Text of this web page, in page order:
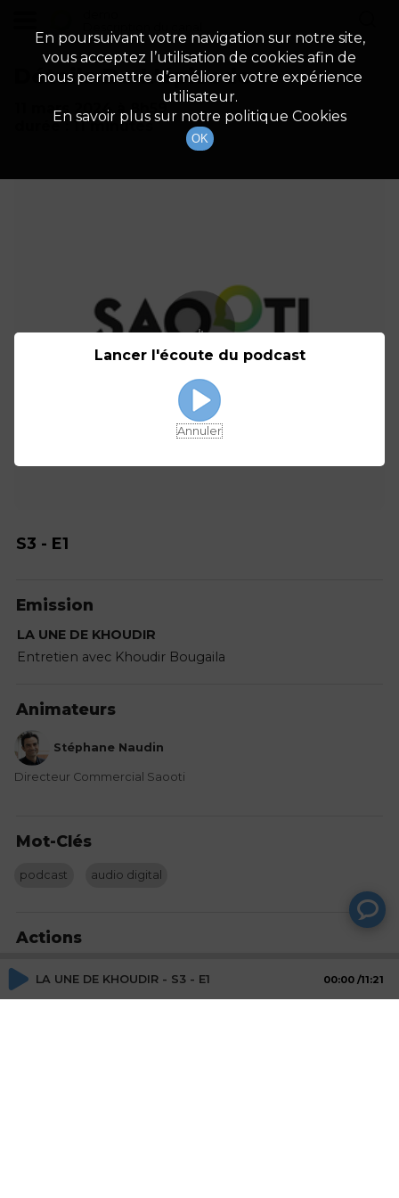
Détails De L'épisode
11 mars 2024
à 8h59
durée : 11 minutes
S3 - E1
Emission
LA UNE DE KHOUDIR
Entretien avec Khoudir Bougaila
Animateurs
Stéphane Naudin
Directeur Commercial Saooti
Mot-Clés
podcast audio digital
Actions
Partager
LA UNE DE KHOUDIR - S3 - E1 00:00 11:21
En poursuivant votre navigation sur notre site,
vous acceptez l’utilisation de cookies afin de
nous permettre d’améliorer votre expérience
utilisateur.
En savoir plus sur notre politique Cookies
OK
Lancer l'écoute du podcast
Annuler